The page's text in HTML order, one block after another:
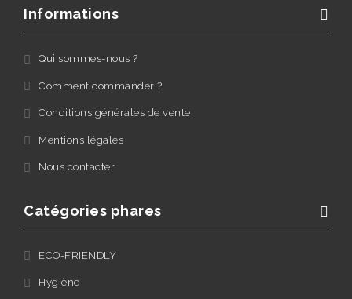
Informations
Qui sommes-nous ?
Comment commander ?
Conditions générales de vente
Mentions légales
Nous contacter
Catégories phares
ECO-FRIENDLY
Hygiène